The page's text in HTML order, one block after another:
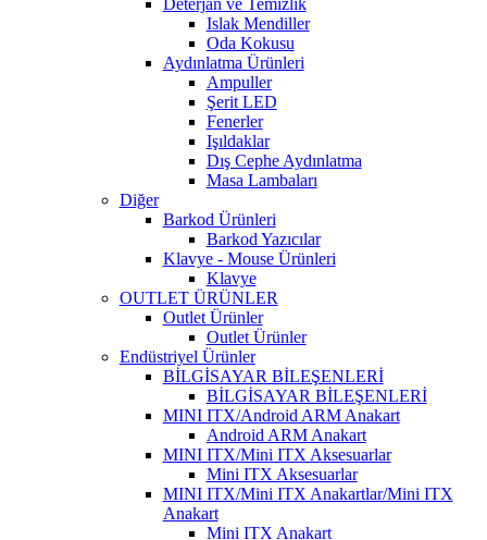
Deterjan ve Temizlik
Islak Mendiller
Oda Kokusu
Aydınlatma Ürünleri
Ampuller
Şerit LED
Fenerler
Işıldaklar
Dış Cephe Aydınlatma
Masa Lambaları
Diğer
Barkod Ürünleri
Barkod Yazıcılar
Klavye - Mouse Ürünleri
Klavye
OUTLET ÜRÜNLER
Outlet Ürünler
Outlet Ürünler
Endüstriyel Ürünler
BİLGİSAYAR BİLEŞENLERİ
BİLGİSAYAR BİLEŞENLERİ
MINI ITX/Android ARM Anakart
Android ARM Anakart
MINI ITX/Mini ITX Aksesuarlar
Mini ITX Aksesuarlar
MINI ITX/Mini ITX Anakartlar/Mini ITX
Anakart
Mini ITX Anakart